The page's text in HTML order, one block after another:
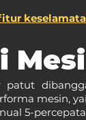
patut
mesin,
5-